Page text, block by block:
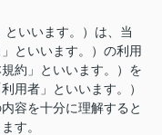
いいます。）は、当
といいます。）の利用
約」といいます。）を
用者」といいます。）
容を十分に理解すると
す。